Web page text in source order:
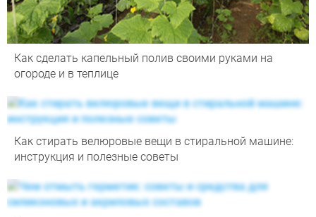
Как сделать капельный полив своими руками на
огороде и в теплице
Как стирать велюровые вещи в стиральной машине:
инструкция и полезные советы